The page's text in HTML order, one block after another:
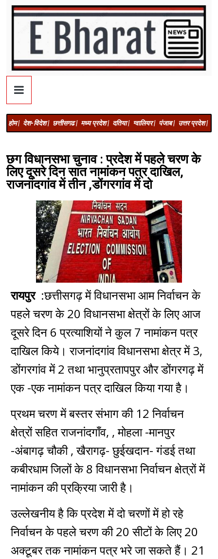
होम | देश-विदेश | छत्तीसगढ | मध्य प्रदेश | दतिया | ग्वालियर | पंजाब | उत्तर प्रदेश |
छग विधानसभा चुनाव : प्रदेश में पहले चरण के
लिए दूसरे दिन सात नामांकन पत्र दाखिल,
राजनांदगांव में तीन ,डोंगरगांव में दो
रायपुर :छत्तीसगढ़ में विधानसभा आम निर्वाचन के
पहले चरण के 20 विधानसभा क्षेत्रों के लिए आज
दूसरे दिन 6 प्रत्याशियों ने कुल 7 नामांकन पत्र
दाखिल किये। राजनांदगांव विधानसभा क्षेत्र में 3,
डोंगरगांव में 2 तथा भानुप्रतापपुर और डोंगरगढ़ में
एक -एक नामांकन पत्र दाखिल किया गया है।
प्रथम चरण में बस्तर संभाग की 12 निर्वाचन
क्षेत्रों सहित राजनांदगाँव, , मोहला -मानपुर
-अंबागढ़ चौकी , खैरागढ़- छुईखदान- गंडई तथा
कबीरधाम जिलों के 8 विधानसभा निर्वाचन क्षेत्रों में
नामांकन की प्रक्रिया जारी है।
उल्लेखनीय है कि प्रदेश में दो चरणों में हो रहे
निर्वाचन के पहले चरण की 20 सीटों के लिए 20
अक्टूबर तक नामांकन पत्र भरे जा सकते हैं। 21